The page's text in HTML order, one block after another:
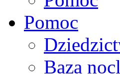
Pomoc
Baza